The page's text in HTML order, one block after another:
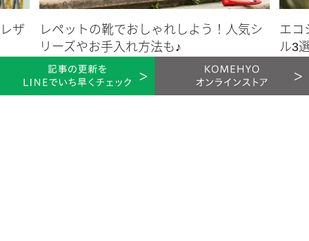
色だけでなくデザインも個性的、持つだけで気分が上がります♪
トップスのピンクとリンクさせるとリネン地にも馴染む、夏の
マストアイテムに。
ザ
レペットの靴でおしゃれしよう！人気シ
リーズやお手入れ方法も♪
洋服・靴 2020.05.25
エコ
ル3